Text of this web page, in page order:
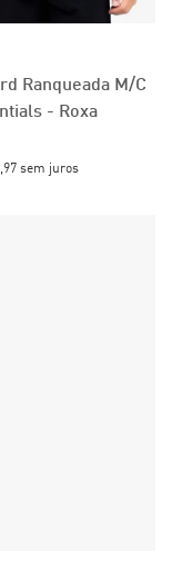
Ranqueada M/C
- Roxa
sem juros